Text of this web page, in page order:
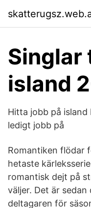
Singlar
island
Hitta jobb på
ledigt jobb på
Romantiken flödar
hetaste
romantisk dejt på
väljer. Det är
deltagaren för